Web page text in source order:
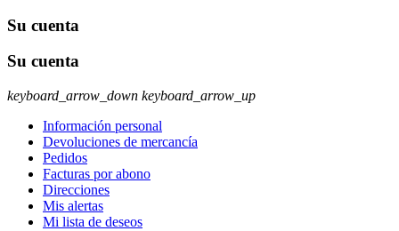
Su cuenta
Su cuenta
keyboard_arrow_down keyboard_arrow_up
Información personal
Devoluciones de mercancía
Pedidos
Facturas por abono
Direcciones
Mis alertas
Mi lista de deseos